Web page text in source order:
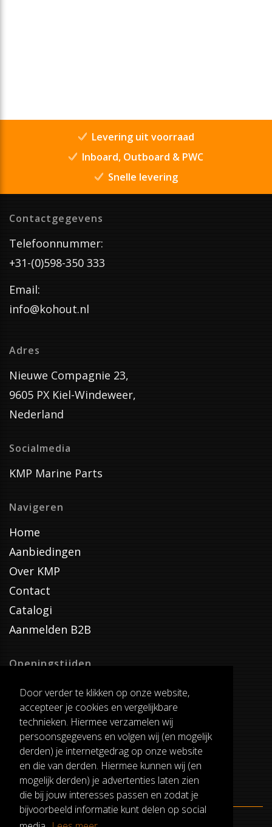
Door verder te klikken op onze website,
accepteer je cookies en vergelijkbare
technieken. Hiermee verzamelen wij
persoonsgegevens en volgen wij (en mogelijk
derden) je internetgedrag op onze website
en die van derden. Hiermee kunnen wij (en
mogelijk derden) je advertenties laten zien
die bij jouw interesses passen en zodat je
bijvoorbeeld informatie kunt delen op social
Levering uit voorraad
Inboard, Outboard & PWC
Snelle levering
Contactgegevens
Telefoonnummer:
+31-(0)598-350 333
Email:
info@kohout.nl
Adres
Nieuwe Compagnie 23,
9605 PX Kiel-Windeweer,
Nederland
Socialmedia
KMP Marine Parts
Navigeren
Home
Aanbiedingen
Over KMP
Contact
Catalogi
Aanmelden B2B
Openingstijden
Dinsdag T/M Zaterdag
van 8:00-17:00
Verzenddagen
Dinsdag T/M Vrijdag
Pauze
12:30-13:00